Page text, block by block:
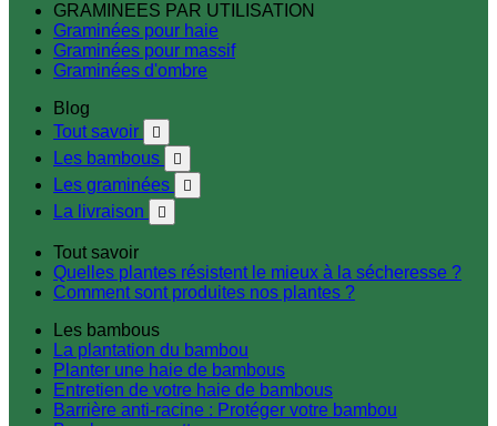
GRAMINEES PAR UTILISATION
Graminées pour haie
Graminées pour massif
Graminées d'ombre
Blog
Tout savoir

Les bambous 
Les graminées 
La livraison 
Tout savoir
Quelles plantes résistent le mieux à la sécheresse ?
Comment sont produites nos plantes ?
Les bambous
La plantation du bambou
Planter une haie de bambous
Entretien de votre haie de bambous
Barrière anti-racine : Protéger votre bambou